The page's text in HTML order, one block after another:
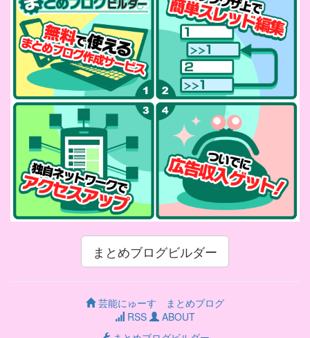
まとめブログビルダー
芸能にゅーす まとめブログ
RSS
ABOUT